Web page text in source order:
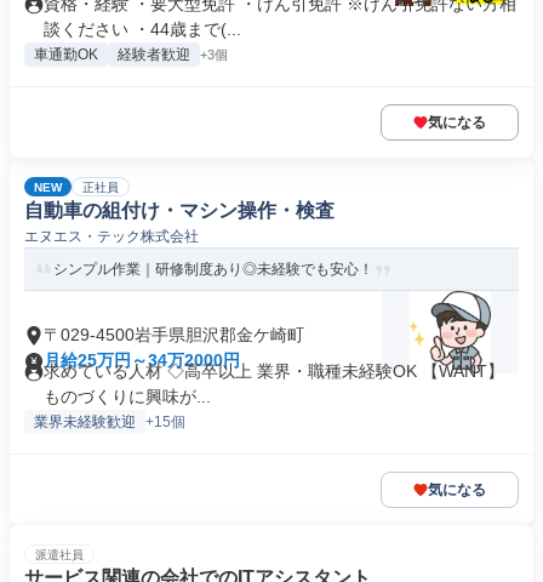
談ください ・44歳まで(...
車通勤OK 経験者歓迎 +3個
気になる
NEW 正社員
自動車の組付け・マシン操作・検査
エヌエス・テック株式会社
シンプル作業｜研修制度あり◎未経験でも安心！
〒029-4500岩手県胆沢郡金ケ崎町
月給25万円～34万2000円
求めている人材 ◇高卒以上 業界・職種未経験OK 【WANT】
ものづくりに興味が...
業界未経験歓迎 +15個
気になる
派遣社員
サービス関連の会社でのITアシスタント